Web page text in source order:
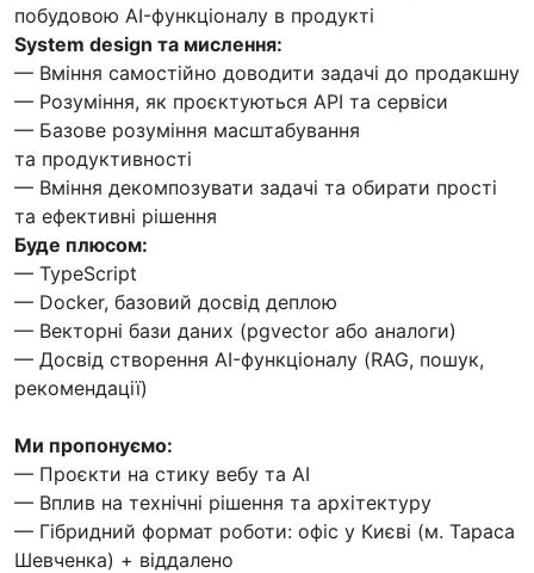
побудовою AI-функціоналу в продукті
System design та мислення:
— Вміння самостійно доводити задачі до продакшну
— Розуміння, як проєктуються API та сервіси
— Базове розуміння масштабування
та продуктивності
— Вміння декомпозувати задачі та обирати прості
та ефективні рішення
Буде плюсом:
— TypeScript
— Docker, базовий досвід деплою
— Векторні бази даних (pgvector або аналоги)
— Досвід створення AI-функціоналу (RAG, пошук,
рекомендації)
Ми пропонуємо:
— Проєкти на стику вебу та AI
— Вплив на технічні рішення та архітектуру
— Гібридний формат роботи: офіс у Києві (м. Тараса
Шевченка) + віддалено